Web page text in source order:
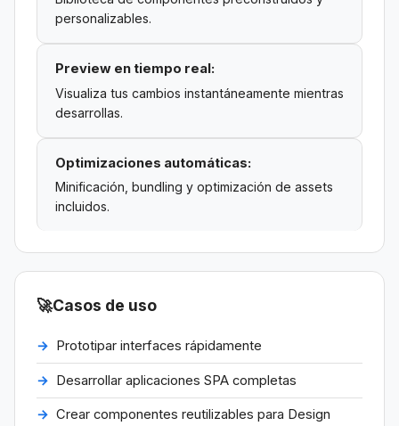
personalizables.
Preview en tiempo real:
Visualiza tus cambios instantáneamente mientras
desarrollas.
Optimizaciones automáticas:
Minificación, bundling y optimización de assets
incluidos.
🚀Casos de uso
Prototipar interfaces rápidamente
Desarrollar aplicaciones SPA completas
Crear componentes reutilizables para Design